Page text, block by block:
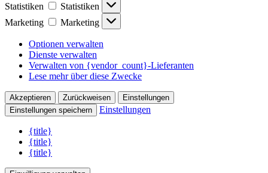
Statistiken
Statistiken
Marketing
Marketing
Optionen verwalten
Dienste verwalten
Verwalten von {vendor_count}-Lieferanten
Lese mehr über diese Zwecke
Akzeptieren Zurückweisen
Einstellungen
Einstellungen speichern
Einstellungen
{title}
{title}
{title}